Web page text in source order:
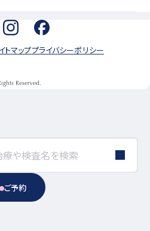
トマッププライバシーポリシー
Reserved.
ご予約